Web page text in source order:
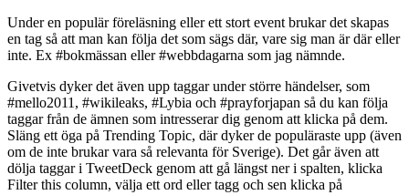
Under en populär föreläsning eller ett stort event brukar det skapas
en tag så att man kan följa det som sägs där, vare sig man är där eller
inte. Ex #bokmässan eller #webbdagarna som jag nämnde.
Givetvis dyker det även upp taggar under större händelser, som
#mello2011, #wikileaks, #Lybia och #prayforjapan så du kan följa
taggar från de ämnen som intresserar dig genom att klicka på dem.
Släng ett öga på Trending Topic, där dyker de populäraste upp (även
om de inte brukar vara så relevanta för Sverige). Det går även att
dölja taggar i TweetDeck genom att gå längst ner i spalten, klicka
Filter this column, välja ett ord eller tagg och sen klicka på